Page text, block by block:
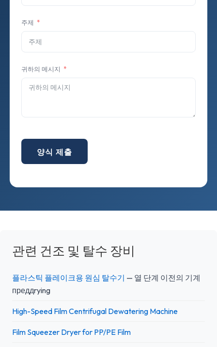
주제
귀하의 메시지
양식 제출
관련 건조 및 탈수 장비
플라스틱 플레이크용 원심 탈수기 — 열 단계 이전의 기계
преддrying
High-Speed Film Centrifugal Dewatering Machine
Film Squeezer Dryer for PP/PE Film